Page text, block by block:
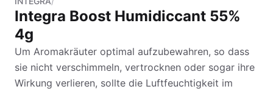
Integra Boost Humidiccant 55%
4g
Um Aromakräuter optimal aufzubewahren, so dass
sie nicht verschimmeln, vertrocknen oder sogar ihre
Wirkung verlieren, sollte die Luftfeuchtigkeit im